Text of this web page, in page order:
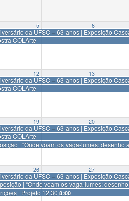
5
da UFSC – 63 anos | Exposição
COLArte
6
12
da UFSC – 63 anos | Exposição
COLArte
13
19
| “Onde voam os vaga-lumes:
da UFSC – 63 anos | Exposição
COLArte
20
26
| Projeto 12:30 8:00
da UFSC – 63 anos | Exposição
| “Onde voam os vaga-lumes:
27